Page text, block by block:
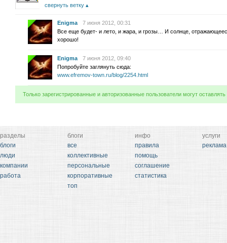
свернуть ветку
Enigma
7 июня 2012, 00:31
Все еще будет- и лето, и жара, и грозы… И солнце,
хорошо!
Enigma
7 июня 2012, 09:40
Попробуйте заглянуть сюда:
www.efremov-town.ru/blog/2254.html
Только зарегистрированные и авторизованные пользователи могут
разделы
блоги
люди
компании
работа
блоги
все
коллективные
персональные
корпоративные
топ
инфо
правила
помощь
соглашение
статистика
услуги
реклама